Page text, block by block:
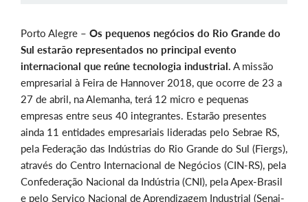
Porto Alegre – Os pequenos negócios do Rio Grande do
Sul estarão representados no principal evento
internacional que reúne tecnologia industrial. A missão
empresarial à Feira de Hannover 2018, que ocorre de 23 a
27 de abril, na Alemanha, terá 12 micro e pequenas
empresas entre seus 40 integrantes. Estarão presentes
ainda 11 entidades empresariais lideradas pelo Sebrae RS,
pela Federação das Indústrias do Rio Grande do Sul (Fiergs),
através do Centro Internacional de Negócios (CIN-RS), pela
Confederação Nacional da Indústria (CNI), pela Apex-Brasil
e pelo Serviço Nacional de Aprendizagem Industrial (Senai-